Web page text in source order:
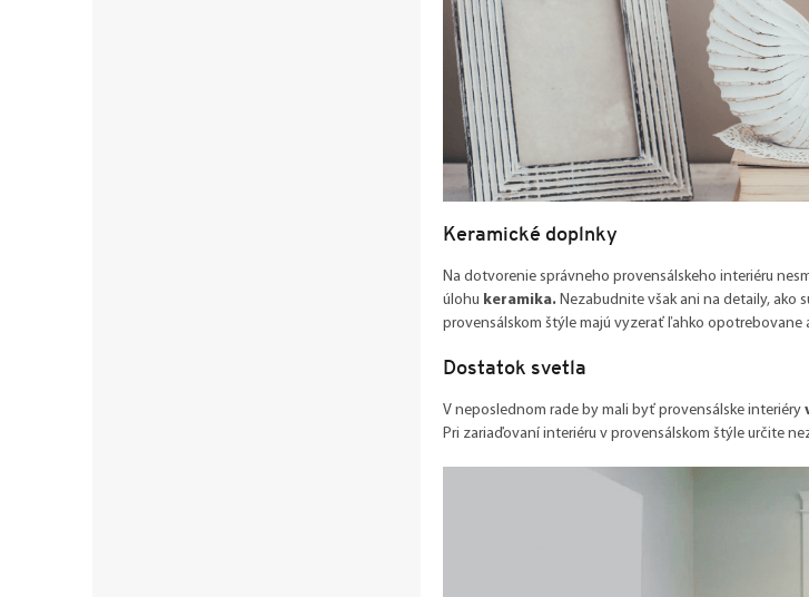
Keramické doplnky
Na dotvorenie správneho provensálskeho interiéru
úlohu keramika. Nezabudnite však ani na detaily, ako
provensálskom štýle majú vyzerať ľahko
Dostatok svetla
V neposlednom rade by mali byť provensálske interiéry
Pri zariaďovaní interiéru v provensálskom štýle určite